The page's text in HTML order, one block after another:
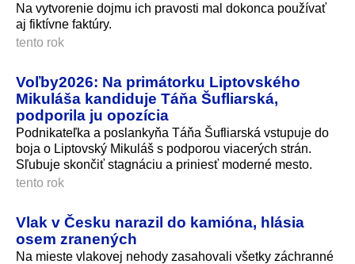
Na vytvorenie dojmu ich pravosti mal dokonca používať
aj fiktívne faktúry.
tento rok
Voľby2026: Na primátorku Liptovského
Mikuláša kandiduje Táňa Šufliarská,
podporila ju opozícia
Podnikateľka a poslankyňa Táňa Šufliarská vstupuje do
boja o Liptovský Mikuláš s podporou viacerých strán.
Sľubuje skončiť stagnáciu a priniesť moderné mesto.
tento rok
Vlak v Česku narazil do kamióna, hlásia
osem zranených
Na mieste vlakovej nehody zasahovali všetky záchranné